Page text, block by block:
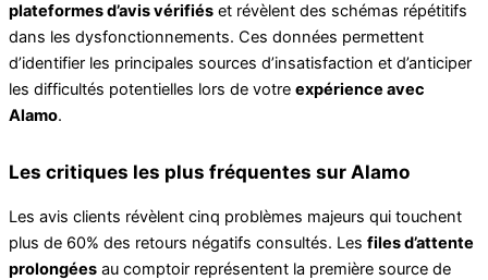
plateformes d’avis vérifiés et révèlent des schémas répétitifs
dans les dysfonctionnements. Ces données permettent
d’identifier les principales sources d’insatisfaction et d’anticiper
les difficultés potentielles lors de votre expérience avec
Alamo.
Les critiques les plus fréquentes sur Alamo
Les avis clients révèlent cinq problèmes majeurs qui touchent
plus de 60% des retours négatifs consultés. Les files d’attente
prolongées au comptoir représentent la première source de